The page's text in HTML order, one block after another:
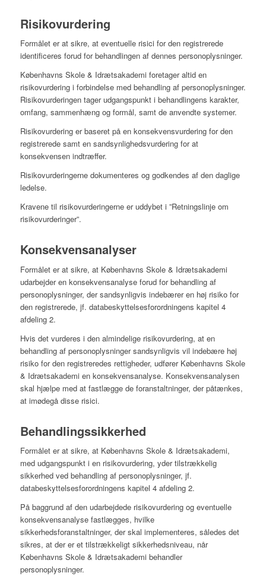
Risikovurdering
Formålet er at sikre, at eventuelle risici for den registrerede
identificeres forud for behandlingen af dennes personoplysninger.
Københavns Skole & Idrætsakademi foretager altid en
risikovurdering i forbindelse med behandling af personoplysninger.
Risikovurderingen tager udgangspunkt i behandlingens karakter,
omfang, sammenhæng og formål, samt de anvendte systemer.
Risikovurdering er baseret på en konsekvensvurdering for den
registrerede samt en sandsynlighedsvurdering for at
konsekvensen indtræffer.
Risikovurderingerne dokumenteres og godkendes af den daglige
ledelse.
Kravene til risikovurderingerne er uddybet i ”Retningslinje om
risikovurderinger”.
Konsekvensanalyser
Formålet er at sikre, at Københavns Skole & Idrætsakademi
udarbejder en konsekvensanalyse forud for behandling af
personoplysninger, der sandsynligvis indebærer en høj risiko for
den registrerede, jf. databeskyttelsesforordningens kapitel 4
afdeling 2.
Hvis det vurderes i den almindelige risikovurdering, at en
behandling af personoplysninger sandsynligvis vil indebære høj
risiko for den registreredes rettigheder, udfører Københavns Skole
& Idrætsakademi en konsekvensanalyse. Konsekvensanalysen
skal hjælpe med at fastlægge de foranstaltninger, der påtænkes,
at imødegå disse risici.
Behandlingssikkerhed
Formålet er at sikre, at Københavns Skole & Idrætsakademi,
med udgangspunkt i en risikovurdering, yder tilstrækkelig
sikkerhed ved behandling af personoplysninger, jf.
databeskyttelsesforordningens kapitel 4 afdeling 2.
På baggrund af den udarbejdede risikovurdering og eventuelle
konsekvensanalyse fastlægges, hvilke
sikkerhedsforanstaltninger, der skal implementeres, således det
sikres, at der er et tilstrækkeligt sikkerhedsniveau, når
Københavns Skole & Idrætsakademi behandler
personoplysninger.